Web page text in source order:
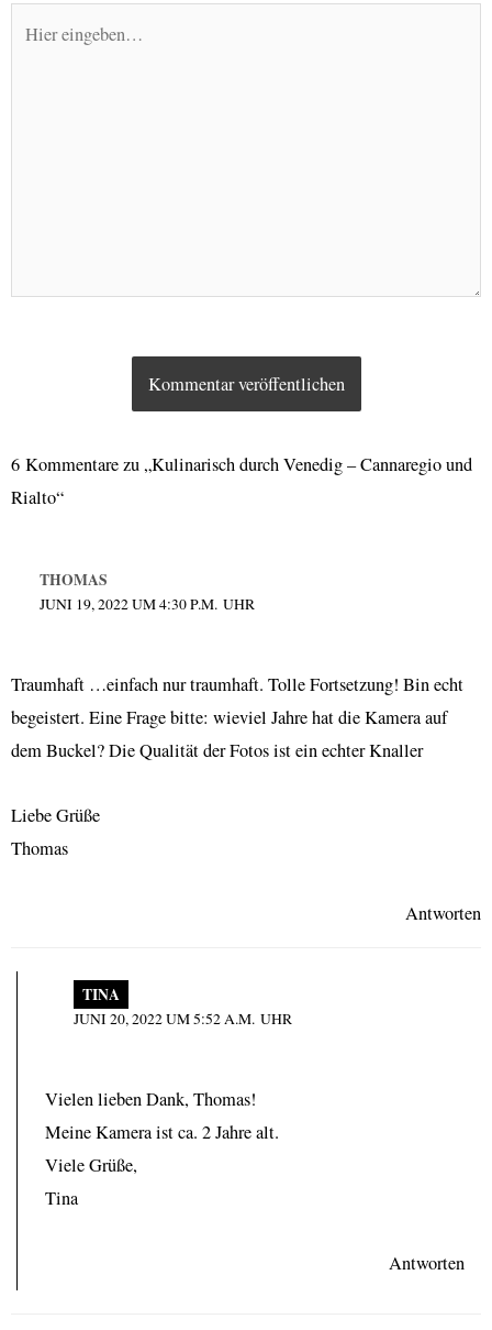
eingeben…
6 Kommentare zu „Kulinarisch durch Venedig – Cannaregio und
Rialto“
THOMAS
JUNI 19, 2022 UM 4:30 P.M. UHR
Traumhaft …einfach nur traumhaft. Tolle Fortsetzung! Bin echt
begeistert. Eine Frage bitte: wieviel Jahre hat die Kamera auf
dem Buckel? Die Qualität der Fotos ist ein echter Knaller
Liebe Grüße
Thomas
Antworten
TINA
JUNI 20, 2022 UM 5:52 A.M. UHR
Vielen lieben Dank, Thomas!
Meine Kamera ist ca. 2 Jahre alt.
Viele Grüße,
Tina
Antworten